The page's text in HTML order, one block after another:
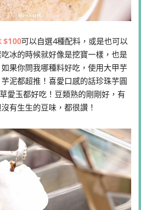
$100可以自選4種配料，或是也可以
冰的時候就好像是挖寶一樣，也是
果你問我哪種料好吃，使用大甲芋
泥都超推！喜愛口感的話珍珠芋圓
愛玉都好吃！豆類熟的剛剛好，有
有生生的豆味，都很讚！